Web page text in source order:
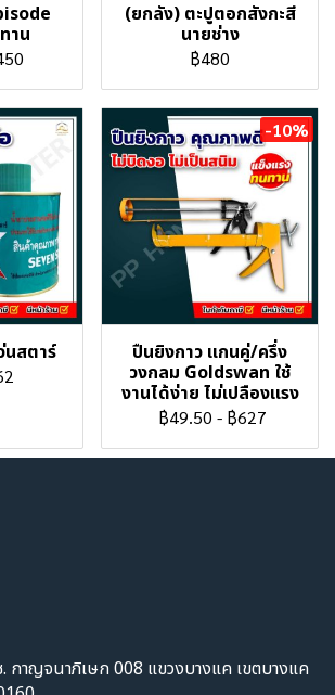
าน
(ยกลัง) ตะปูตอกสังกะสี
นายช่าง
฿480
นสตาร์
-10%
ปืนยิงกาว แกนคู่/ครึ่ง
วงกลม Goldswan ใช้
งานได้ง่าย ไม่เปลืองแรง
฿49.50 - ฿627
กาญจนาภิเษก 008 แขวงบางแค เขตบางแค